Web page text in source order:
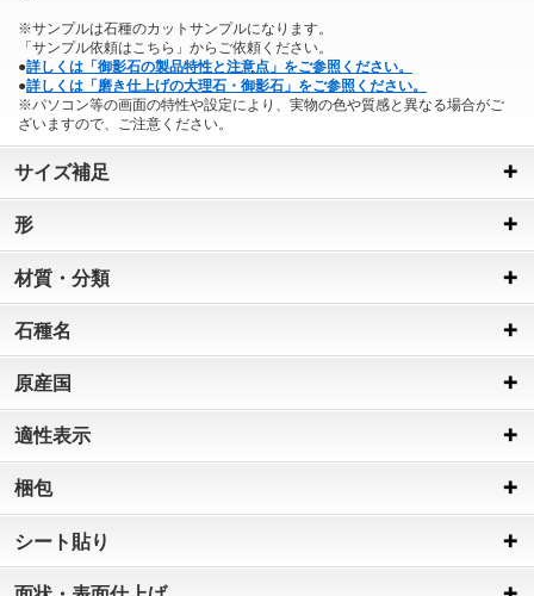
※サンプルは石種のカットサンプルになります。
「サンプル依頼はこちら」からご依頼ください。
●詳しくは「御影石の製品特性と注意点」をご参照ください。
●詳しくは「磨き仕上げの大理石・御影石」をご参照ください。
※パソコン等の画面の特性や設定により、実物の色や質感と異なる場合がご
ざいますので、ご注意ください。
サイズ補足
形
材質・分類
石種名
原産国
適性表示
梱包
シート貼り